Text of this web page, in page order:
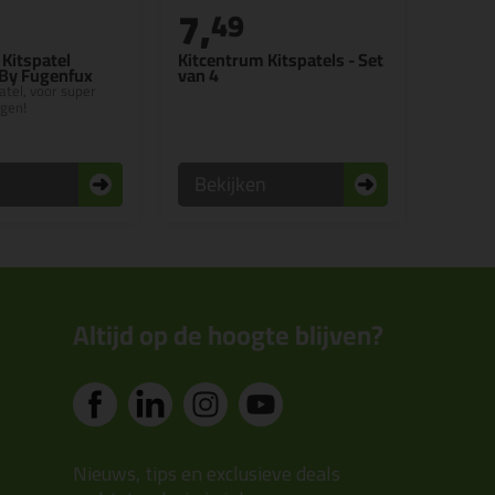
Fugenfux
voor super
Kitcentrum Kitspatels - Set
van 4
7,49
Altijd op de hoogte blijven?
Nieuws, tips en exclusieve deals